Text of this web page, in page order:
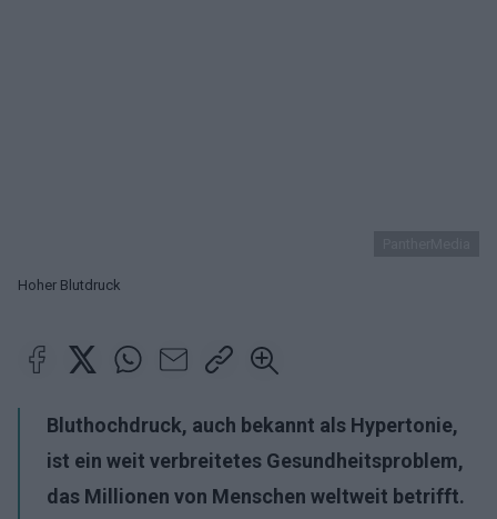
Hoher Blutdruck
Bluthochdruck, auch bekannt als Hypertonie,
ist ein weit verbreitetes Gesundheitsproblem,
das Millionen von Menschen weltweit betrifft.